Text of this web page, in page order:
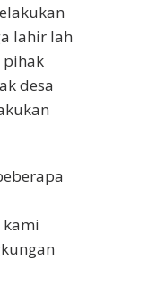
lahir lah
pihak
desa
kami